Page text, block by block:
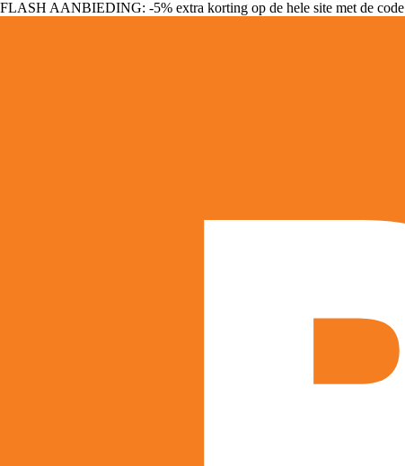
FLASH AANBIEDING: -5% extra korting op de hele site met de code